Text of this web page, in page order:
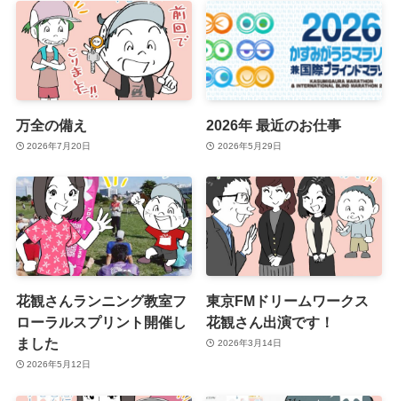
万全の備え
2026年7月20日
2026年 最近のお仕事
2026年5月29日
花観さんランニング教室フ
ローラルスプリント開催し
ました
2026年5月12日
東京FMドリームワークス
花観さん出演です！
2026年3月14日